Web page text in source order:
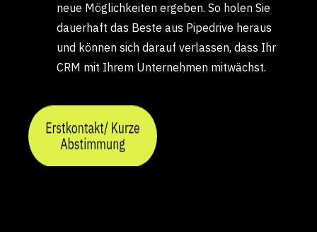
neue Möglichkeiten ergeben. So holen Sie
dauerhaft das Beste aus Pipedrive heraus
und können sich darauf verlassen, dass Ihr
CRM mit Ihrem Unternehmen mitwächst.